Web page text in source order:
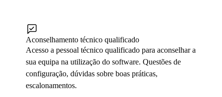
Aconselhamento técnico qualificado
Acesso a pessoal técnico qualificado para aconselhar a
sua equipa na utilização do software. Questões de
configuração, dúvidas sobre boas práticas,
escalonamentos.